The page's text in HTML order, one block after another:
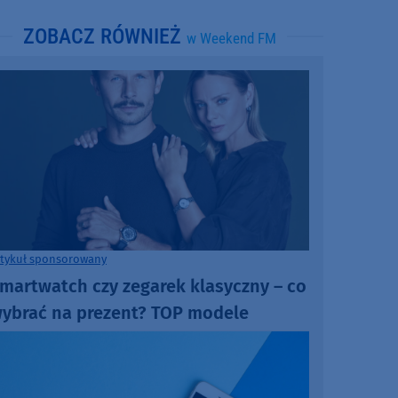
ZOBACZ RÓWNIEŻ w Weekend FM
sponsorowany
czy zegarek klasyczny – co
na prezent? TOP modele